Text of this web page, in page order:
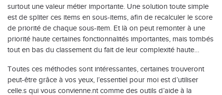
surtout une valeur métier importante. Une solution toute simple
est de spliter ces items en sous-items, afin de recalculer le score
de priorité de chaque sous-item. Et là on peut remonter à une
priorité haute certaines fonctionnalités importantes, mais tombés
tout en bas du classement du fait de leur complexité haute…
Toutes ces méthodes sont intéressantes, certaines trouveront
peut-être grâce à vos yeux, l’essentiel pour moi est d’utiliser
celle.s qui vous convienne.nt comme des outils d’aide à la